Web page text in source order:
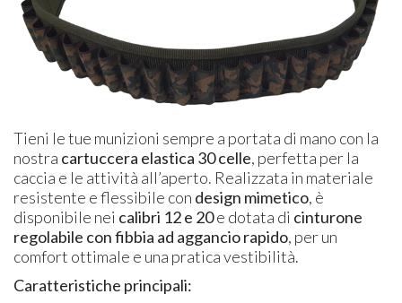
Tieni le tue munizioni sempre a portata di mano con la
nostra cartuccera elastica 30 celle, perfetta per la
caccia e le attività all’aperto. Realizzata in materiale
resistente e flessibile con design mimetico, è
disponibile nei calibri 12 e 20e dotata di cinturone
regolabile con fibbia ad aggancio rapido, per un
comfort ottimale e una pratica vestibilità.
Caratteristiche principali: